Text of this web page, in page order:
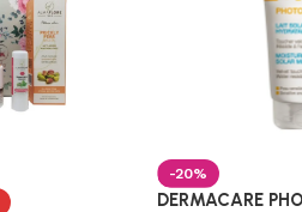
-20%
DERMACARE